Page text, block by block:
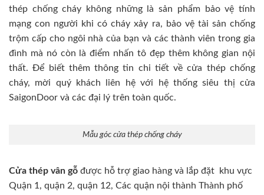
thép chống cháy không những là sản phẩm bảo vệ tính
mạng con người khi có cháy xảy ra, bảo vệ tài sản chống
trộm cấp cho ngôi nhà của bạn và các thành viên trong gia
đình mà nó còn là điểm nhấn tô đẹp thêm không gian nội
thất. Để biết thêm thông tin chi tiết về cửa thép chống
cháy, mời quý khách liên hệ với hệ thống siêu thị cửa
SaigonDoor và các đại lý trên toàn quốc.
Mẫu góc cửa thép chống cháy
Cửa thép vân gỗ được hỗ trợ giao hàng và lắp đặt khu vực
Quận 1, quận 2, quận 12, Các quận nội thành Thành phố